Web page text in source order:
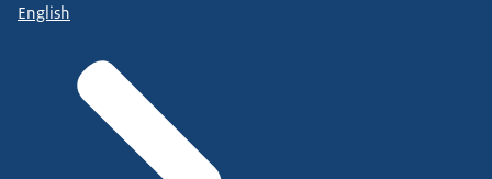
English